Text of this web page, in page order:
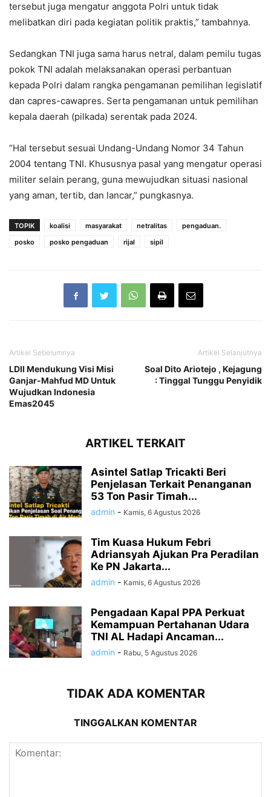
tersebut juga mengatur anggota Polri untuk tidak
melibatkan diri pada kegiatan politik praktis,” tambahnya.
Sedangkan TNI juga sama harus netral, dalam pemilu tugas
pokok TNI adalah melaksanakan operasi perbantuan
kepada Polri dalam rangka pengamanan pemilihan legislatif
dan capres-cawapres. Serta pengamanan untuk pemilihan
kepala daerah (pilkada) serentak pada 2024.
“Hal tersebut sesuai Undang-Undang Nomor 34 Tahun
2004 tentang TNI. Khususnya pasal yang mengatur operasi
militer selain perang, guna mewujudkan situasi nasional
yang aman, tertib, dan lancar,” pungkasnya.
TOPIK koalisi masyarakat netralitas
pengaduan.
posko
posko pengaduan rijal sipil
Artikel Sebelumnya
LDII Mendukung Visi Misi
Ganjar-Mahfud MD Untuk
Wujudkan Indonesia
Emas2045
Artikel Selanjutnya
Soal Dito Ariotejo , Kejagung
: Tinggal Tunggu Penyidik
ARTIKEL TERKAIT
Asintel Satlap Tricakti Beri
Penjelasan Terkait Penanganan
53 Ton Pasir Timah...
admin - Kamis, 6 Agustus 2026
Tim Kuasa Hukum Febri
Adriansyah Ajukan Pra Peradilan
Ke PN Jakarta...
admin - Kamis, 6 Agustus 2026
Pengadaan Kapal PPA Perkuat
Kemampuan Pertahanan Udara
TNI AL Hadapi Ancaman...
admin - Rabu, 5 Agustus 2026
TIDAK ADA KOMENTAR
TINGGALKAN KOMENTAR